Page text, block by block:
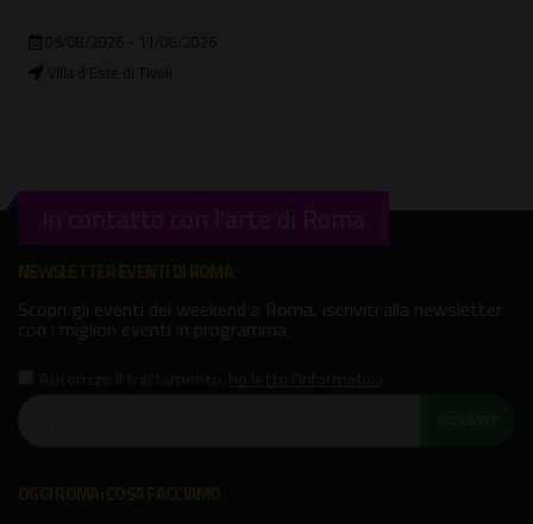
09/08/2026 - 11/08/2026
Villa d'Este di Tivoli
In contatto con l'arte di Roma